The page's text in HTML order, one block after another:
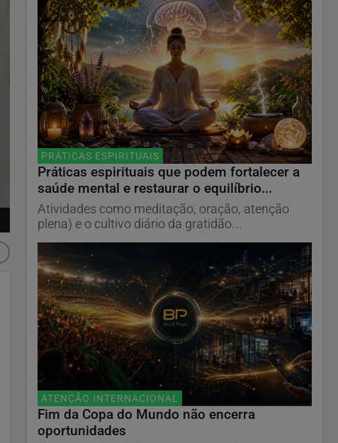
PRATICAS ESPIRITUAIS
Práticas espirituais que podem fortalecer a
saúde mental e restaurar o equilíbrio...
Atividades como meditação, oração, atenção
plena) e o cultivo diário da gratidão...
ATENÇÃO INTERNACIONAL
Fim da Copa do Mundo não encerra
oportunidades